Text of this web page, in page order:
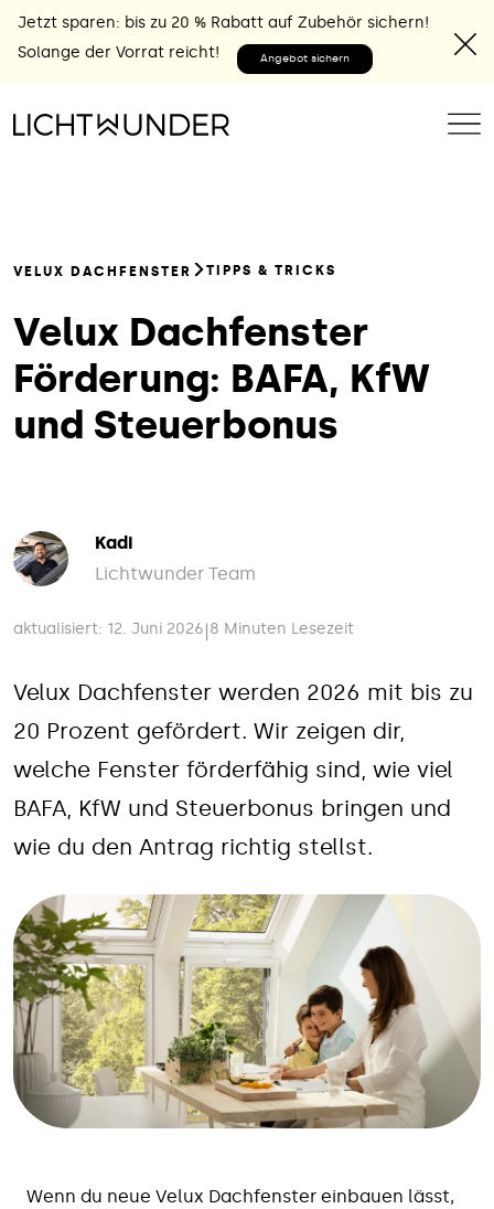
Jetzt sparen: bis zu 20 % Rabatt auf Zubehör sichern!
Solange der Vorrat reicht!
Angebot sichern
VELUX DACHFENSTER TIPPS & TRICKS
Velux Dachfenster
Förderung: BAFA, KfW
und Steuerbonus
Kadi
Lichtwunder Team
aktualisiert: 12. Juni 2026|8 Minuten Lesezeit
Velux Dachfenster werden 2026 mit bis zu
20 Prozent gefördert. Wir zeigen dir,
welche Fenster förderfähig sind, wie viel
BAFA, KfW und Steuerbonus bringen und
wie du den Antrag richtig stellst.
Wenn du neue Velux Dachfenster einbauen lässt,